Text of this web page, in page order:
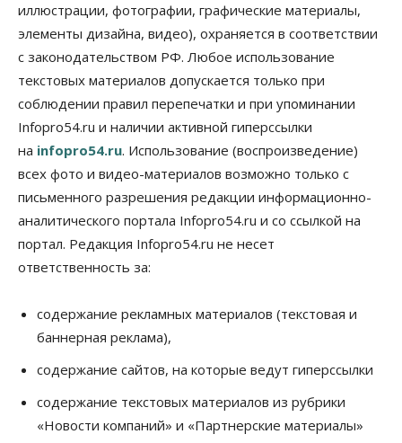
иллюстрации, фотографии, графические материалы,
элементы дизайна, видео), охраняется в соответствии
с законодательством РФ. Любое использование
текстовых материалов допускается только при
соблюдении правил перепечатки и при упоминании
Infopro54.ru и наличии активной гиперссылки
на infopro54.ru. Использование (воспроизведение)
всех фото и видео-материалов возможно только с
письменного разрешения редакции информационно-
аналитического портала Infopro54.ru и со ссылкой на
портал. Редакция Infopro54.ru не несет
ответственность за:
содержание рекламных материалов (текстовая и
баннерная реклама),
содержание сайтов, на которые ведут гиперссылки
содержание текстовых материалов из рубрики
«Новости компаний» и «Партнерские материалы»